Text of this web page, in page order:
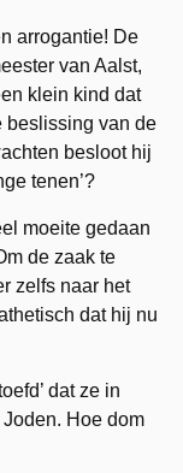
arrogantie! De
van Aalst,
klein kind dat
beslissing van de
besloot hij
tenen’?
moeite gedaan
de zaak te
zelfs naar het
dat hij nu
dat ze in
Hoe dom